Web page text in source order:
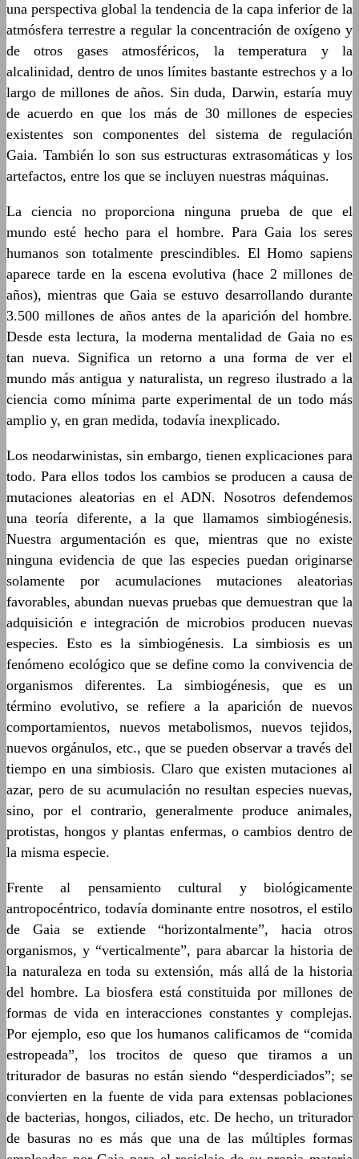
una perspectiva global la tendencia de la capa inferior de la
atmósfera terrestre a regular la concentración de oxígeno y
de otros gases atmosféricos, la temperatura y la
alcalinidad, dentro de unos límites bastante estrechos y a lo
largo de millones de años. Sin duda, Darwin, estaría muy
de acuerdo en que los más de 30 millones de especies
existentes son componentes del sistema de regulación
Gaia. También lo son sus estructuras extrasomáticas y los
artefactos, entre los que se incluyen nuestras máquinas.
La ciencia no proporciona ninguna prueba de que el
mundo esté hecho para el hombre. Para Gaia los seres
humanos son totalmente prescindibles. El Homo sapiens
aparece tarde en la escena evolutiva (hace 2 millones de
años), mientras que Gaia se estuvo desarrollando durante
3.500 millones de años antes de la aparición del hombre.
Desde esta lectura, la moderna mentalidad de Gaia no es
tan nueva. Significa un retorno a una forma de ver el
mundo más antigua y naturalista, un regreso ilustrado a la
ciencia como mínima parte experimental de un todo más
amplio y, en gran medida, todavía inexplicado.
Los neodarwinistas, sin embargo, tienen explicaciones para
todo. Para ellos todos los cambios se producen a causa de
mutaciones aleatorias en el ADN. Nosotros defendemos
una teoría diferente, a la que llamamos simbiogénesis.
Nuestra argumentación es que, mientras que no existe
ninguna evidencia de que las especies puedan originarse
solamente por acumulaciones mutaciones aleatorias
favorables, abundan nuevas pruebas que demuestran que la
adquisición e integración de microbios producen nuevas
especies. Esto es la simbiogénesis. La simbiosis es un
fenómeno ecológico que se define como la convivencia de
organismos diferentes. La simbiogénesis, que es un
término evolutivo, se refiere a la aparición de nuevos
comportamientos, nuevos metabolismos, nuevos tejidos,
nuevos orgánulos, etc., que se pueden observar a través del
tiempo en una simbiosis. Claro que existen mutaciones al
azar, pero de su acumulación no resultan especies nuevas,
sino, por el contrario, generalmente produce animales,
protistas, hongos y plantas enfermas, o cambios dentro de
la misma especie.
Frente al pensamiento cultural y biológicamente
antropocéntrico, todavía dominante entre nosotros, el estilo
de Gaia se extiende “horizontalmente”, hacia otros
organismos, y “verticalmente”, para abarcar la historia de
la naturaleza en toda su extensión, más allá de la historia
del hombre. La biosfera está constituida por millones de
formas de vida en interacciones constantes y complejas.
Por ejemplo, eso que los humanos calificamos de “comida
estropeada”, los trocitos de queso que tiramos a un
triturador de basuras no están siendo “desperdiciados”; se
convierten en la fuente de vida para extensas poblaciones
de bacterias, hongos, ciliados, etc. De hecho, un triturador
de basuras no es más que una de las múltiples formas